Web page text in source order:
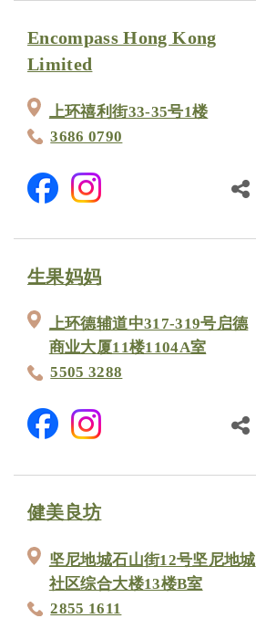
Encompass Hong Kong
Limited
上环禧利街33-35号1楼
3686 0790
生果妈妈
上环德辅道中317-319号启德
商业大厦11楼1104A室
5505 3288
健美良坊
坚尼地城石山街12号坚尼地城
社区综合大楼13楼B室
2855 1611